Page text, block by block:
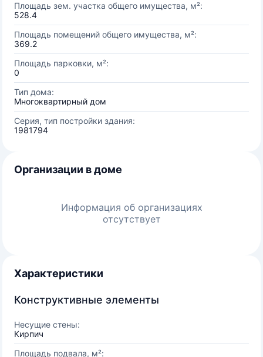
Площадь зем. участка общего имущества, м²:
528.4
Площадь помещений общего имущества, м²:
369.2
Площадь парковки, м²:
0
Тип дома:
Многоквартирный дом
Серия, тип постройки здания:
1981794
Организации в доме
Информация об организациях
отсутствует
Характеристики
Конструктивные элементы
Несущие стены:
Кирпич
Площадь подвала, м²: